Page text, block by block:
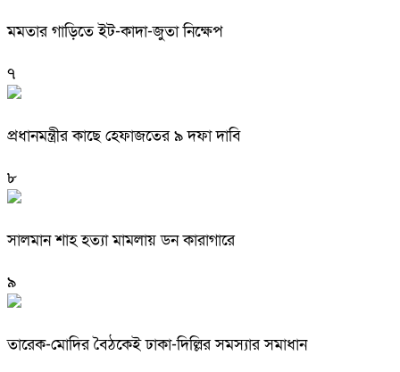
মমতার গাড়িতে ইট-কাদা-জুতা নিক্ষেপ
৭
প্রধানমন্ত্রীর কাছে হেফাজতের ৯ দফা দাবি
৮
সালমান শাহ হত্যা মামলায় ডন কারাগারে
৯
তারেক-মোদির বৈঠকেই ঢাকা-দিল্লির সমস্যার সমাধান